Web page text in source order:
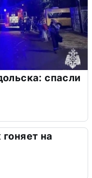
спасли
на